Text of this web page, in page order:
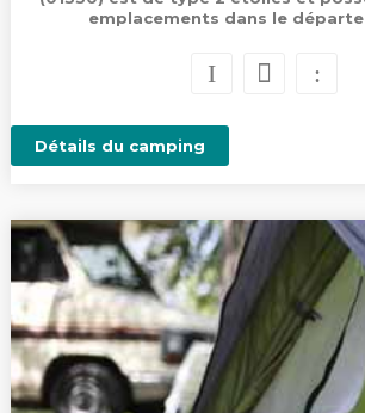
emplacements dans le
Détails du camping